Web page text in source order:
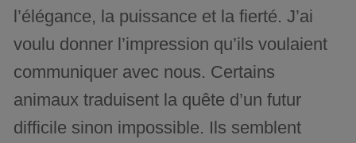
l’élégance, la puissance et la fierté. J’ai
voulu donner l’impression qu’ils voulaient
communiquer avec nous. Certains
animaux traduisent la quête d’un futur
difficile sinon impossible. Ils semblent